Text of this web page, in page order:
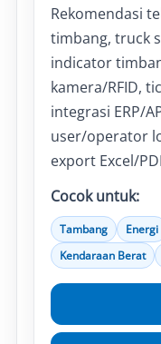
Rekomendasi
timbang, truck
indicator
kamera/RFID,
integrasi ERP/
user/operator
export Excel/
Cocok untuk:
Tambang Energi
Kendaraan Berat